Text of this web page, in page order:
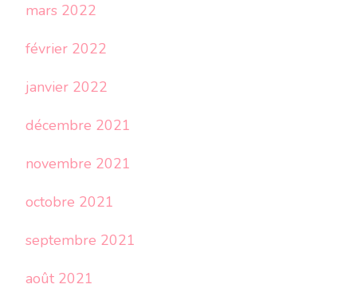
mars 2022
février 2022
janvier 2022
décembre 2021
novembre 2021
octobre 2021
septembre 2021
août 2021